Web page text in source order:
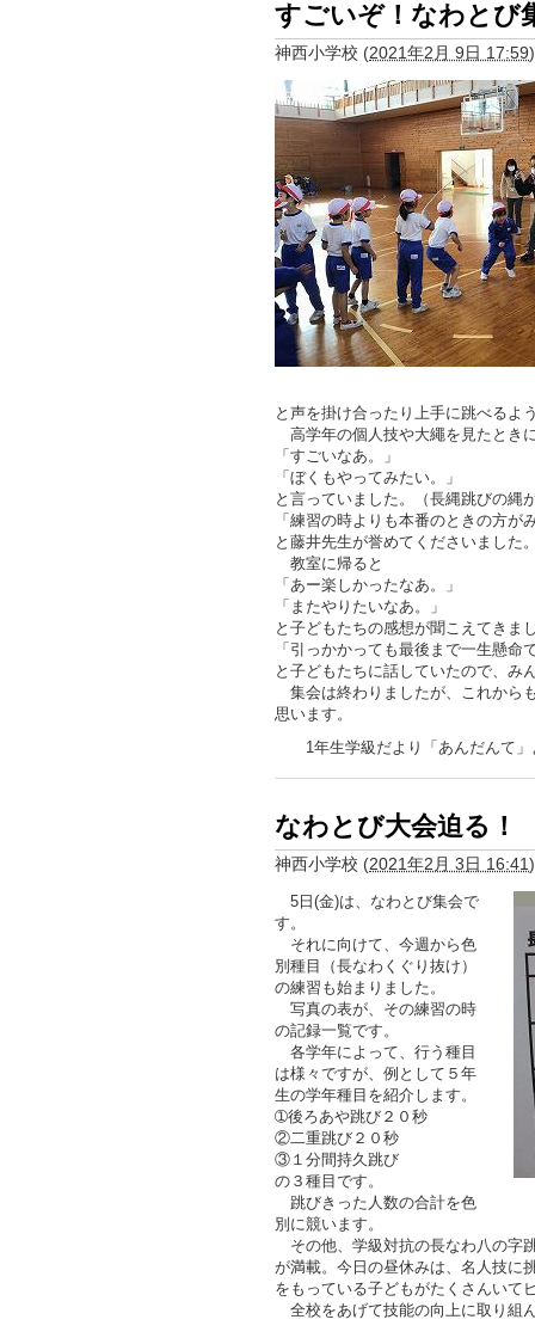
すごいぞ！なわとび
神西小学校 (2021年2月 9日 17:59)
と声を掛け合ったり上手に跳べるよ
高学年の個人技や大繩を見たとき
「すごいなあ。」
「ぼくもやってみたい。」
と言っていました。（長縄跳びの縄
「練習の時よりも本番のときの方
と藤井先生が誉めてくださいました
教室に帰ると
「あー楽しかったなあ。」
「またやりたいなあ。」
と子どもたちの感想が聞こえてきま
「引っかかっても最後まで一生懸命
と子どもたちに話していたので、み
集会は終わりましたが、これから
思います。
1年生学級だより「あんだんて」
なわとび大会迫る！
神西小学校 (2021年2月 3日 16:41)
5日(金)は、なわとび集会で
す。
それに向けて、今週から色
別種目（長なわくぐり抜け）
の練習も始まりました。
写真の表が、その練習の時
の記録一覧です。
各学年によって、行う種目
は様々ですが、例として５年
生の学年種目を紹介します。
➀後ろあや跳び２０秒
②二重跳び２０秒
③１分間持久跳び
の３種目です。
跳びきった人数の合計を色
別に競います。
その他、学級対抗の長なわ八の字
が満載。今日の昼休みは、名人技に
をもっている子どもがたくさんいて
全校をあげて技能の向上に取り組